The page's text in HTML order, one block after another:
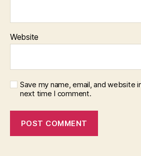
Website
Save my name, email, and website
next time I comment.